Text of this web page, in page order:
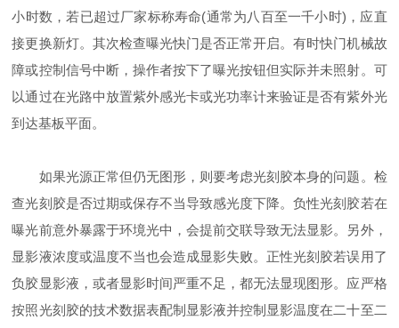
小时数，若已超过厂家标称寿命(通常为八百至一千小时)，应直
接更换新灯。其次检查曝光快门是否正常开启。有时快门机械故
障或控制信号中断，操作者按下了曝光按钮但实际并未照射。可
以通过在光路中放置紫外感光卡或光功率计来验证是否有紫外光
到达基板平面。
如果光源正常但仍无图形，则要考虑光刻胶本身的问题。检
查光刻胶是否过期或保存不当导致感光度下降。负性光刻胶若在
曝光前意外暴露于环境光中，会提前交联导致无法显影。另外，
显影液浓度或温度不当也会造成显影失败。正性光刻胶若误用了
负胶显影液，或者显影时间严重不足，都无法显现图形。应严格
按照光刻胶的技术数据表配制显影液并控制显影温度在二十至二